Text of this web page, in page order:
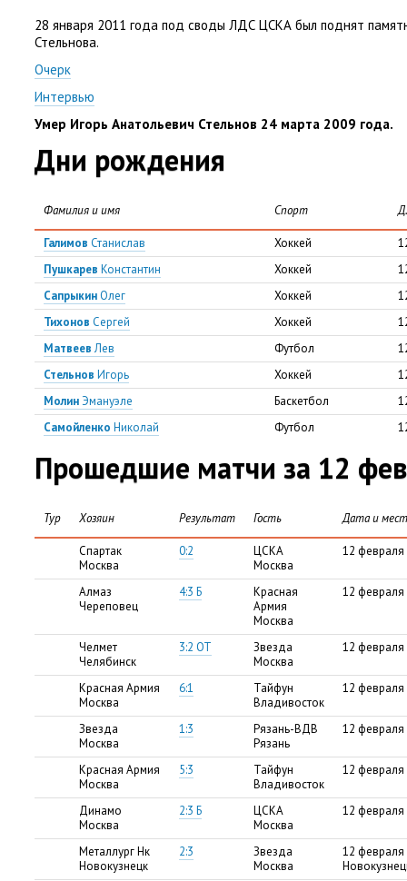
28 января 2011 года под своды ЛДС ЦСКА был поднят
Стельнова.
Очерк
Интервью
Умер Игорь Анатольевич Стельнов 24 марта 2009 года.
Дни рождения
Фамилия и имя Спорт
Галимов Станислав Хоккей
Пушкарев Константин Хоккей
СапрыкинОлег Хоккей
Тихонов Сергей Хоккей
МатвеевЛев Футбол
Стельнов Игорь Хоккей
МолинЭмануэле Баскетбол
Самойленко Николай Футбол
Прошедшие матчи за 12
Тур Хозяин Результат Гость Дата и
Спартак
Москва
0:2
ЦСКА
Москва
12
Алмаз
Череповец
4:3 Б
Красная
Армия
Москва
12 февраля
Челмет
Челябинск
3:2 ОТ
Звезда
Москва
12 февраля
Красная Армия
Москва
6:1
Тайфун
Владивосток
12
Звезда
Москва
1:3
Рязань-ВДВ
Рязань
12
Красная Армия
Москва
5:3
Тайфун
Владивосток
12
Динамо
Москва
2:3 Б
ЦСКА
Москва
12
Металлург Нк
Новокузнецк
2:3
Звезда
Москва
12 февраля